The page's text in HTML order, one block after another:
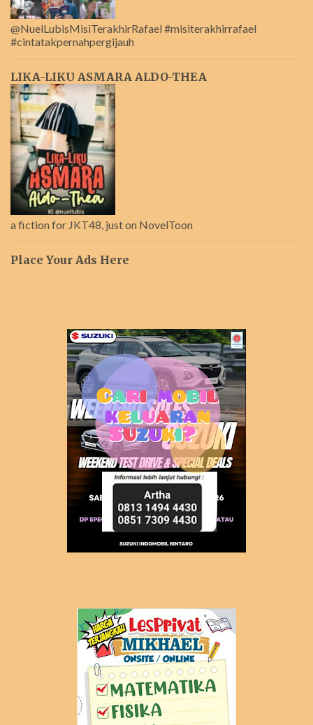
@NuelLubisMisiTerakhirRafael #misiterakhirrafael
#cintatakpernahpergijauh
LIKA-LIKU ASMARA ALDO-THEA
a fiction for JKT48, just on NovelToon
Place Your Ads Here